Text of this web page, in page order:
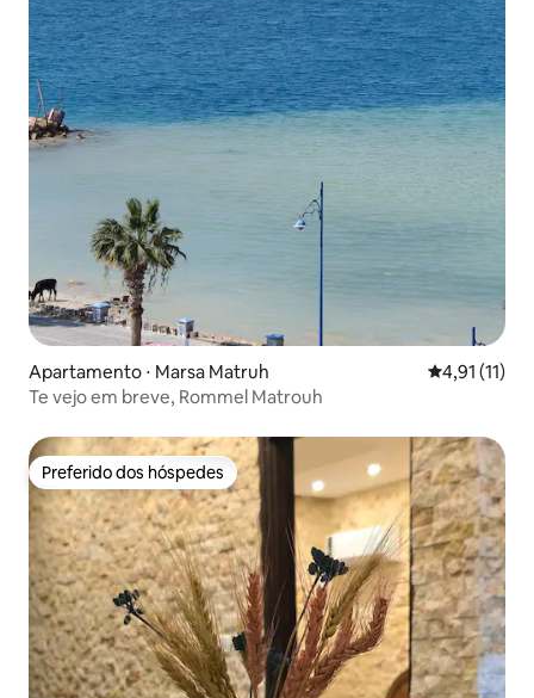
Apartamento ⋅ Marsa Matruh 4,91 de uma
4,91 (11)
Te vejo em breve, Rommel Matrouh
Preferido dos hóspedes
Preferido dos hóspedes